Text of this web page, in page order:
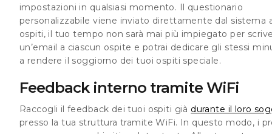
impostazioni in qualsiasi momento. Il questionario
personalizzabile viene inviato direttamente dal sistema
ospiti, il tuo tempo non sarà mai più impiegato per
un’email a ciascun ospite e potrai dedicare gli stessi
a rendere il soggiorno dei tuoi ospiti speciale.
Feedback interno tramite WiFi
Raccogli il feedback dei tuoi ospiti già durante il loro
presso la tua struttura tramite WiFi. In questo modo, i